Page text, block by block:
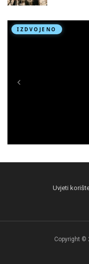
Uvjeti
Copyright ©